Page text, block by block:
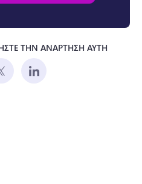
ΤΗΝ ΑΝΑΡΤΗΣΗ ΑΥΤΗ